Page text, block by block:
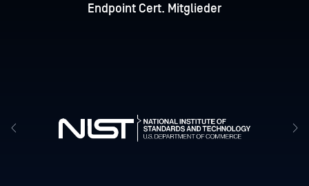
Endpoint Cert. Mitglieder